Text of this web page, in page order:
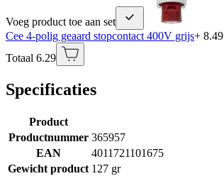
Voeg product toe aan set
Cee 4-polig geaard stopcontact 400V grijs+ 8.49
Totaal 6.29
Specificaties
Product
Productnummer 365957
EAN
4011721101675
Gewicht product 127 gr